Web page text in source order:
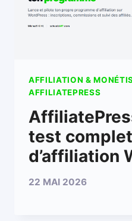
AFFILIATION &
AFFILIATEPRESS
test
d’affiliation
22 MAI 2026